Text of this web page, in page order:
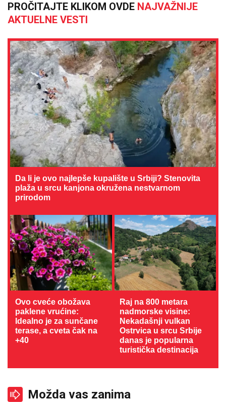
PROČITAJTE KLIKOM OVDE NAJVAŽNIJE
AKTUELNE VESTI
Da li je ovo najlepše kupalište u Srbiji? Stenovita
plaža u srcu kanjona okružena nestvarnom
prirodom
Ovo cveće obožava
paklene vrućine:
Idealno je za sunčane
terase, a cveta čak na
+40
Raj na 800 metara
nadmorske visine:
Nekadašnji vulkan
Ostrvica u srcu Srbije
danas je popularna
turistička destinacija
Možda vas zanima